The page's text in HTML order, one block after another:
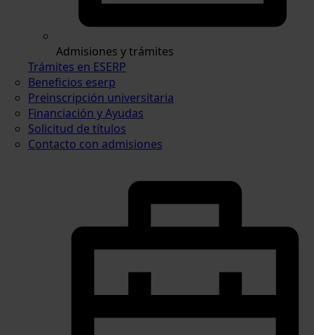
Admisiones y trámites
Trámites en ESERP
Beneficios eserp
Preinscripción universitaria
Financiación y Ayudas
Solicitud de títulos
Contacto con admisiones